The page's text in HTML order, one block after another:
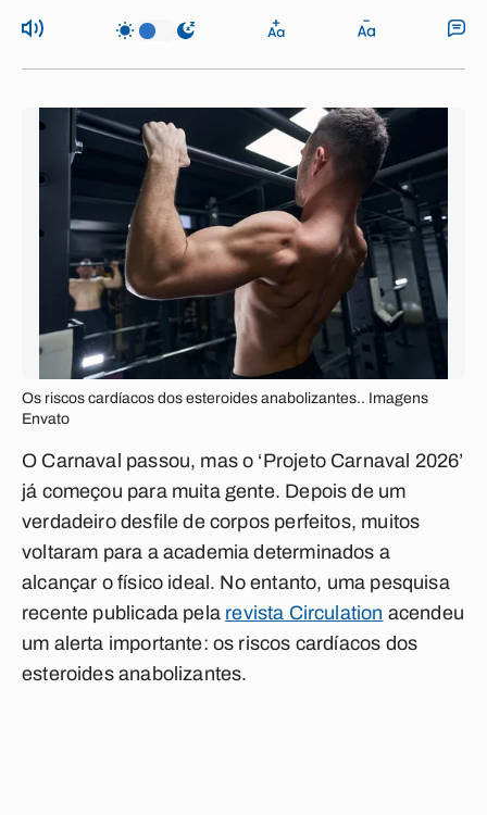
Os riscos cardíacos dos esteroides anabolizantes.. Imagens
Envato
O Carnaval passou, mas o ‘Projeto Carnaval 2026’
já começou para muita gente. Depois de um
verdadeiro desfile de corpos perfeitos, muitos
voltaram para a academia determinados a
alcançar o físico ideal. No entanto, uma pesquisa
recente publicada pela revista Circulation acendeu
um alerta importante: os riscos cardíacos dos
esteroides anabolizantes.